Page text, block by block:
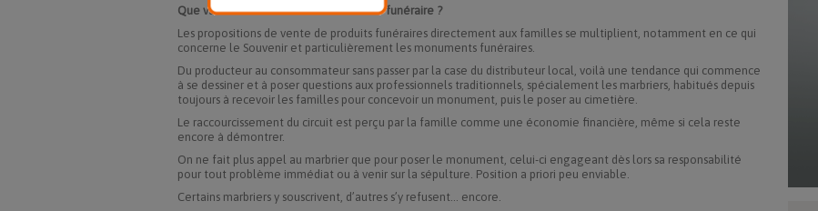
Que va-t-il rester du métier de marbrier funéraire ?
Les propositions de vente de produits funéraires directement aux familles se multiplient, notamment en ce qui
concerne le Souvenir et particulièrement les monuments funéraires.
Du producteur au consommateur sans passer par la case du distributeur local, voilà une tendance qui commence
à se dessiner et à poser questions aux professionnels traditionnels, spécialement les marbriers, habitués depuis
toujours à recevoir les familles pour concevoir un monument, puis le poser au cimetière.
Le raccourcissement du circuit est perçu par la famille comme une économie financière, même si cela reste
encore à démontrer.
On ne fait plus appel au marbrier que pour poser le monument, celui-ci engageant dès lors sa responsabilité
pour tout problème immédiat ou à venir sur la sépulture. Position a priori peu enviable.
Certains marbriers y souscrivent, d’autres s’y refusent... encore.